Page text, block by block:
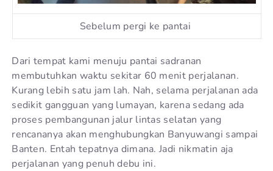
Sebelum pergi ke pantai
Dari tempat kami menuju pantai sadranan
membutuhkan waktu sekitar 60 menit perjalanan.
Kurang lebih satu jam lah. Nah, selama perjalanan ada
sedikit gangguan yang lumayan, karena sedang ada
proses pembangunan jalur lintas selatan yang
rencananya akan menghubungkan Banyuwangi sampai
Banten. Entah tepatnya dimana. Jadi nikmatin aja
perjalanan yang penuh debu ini.